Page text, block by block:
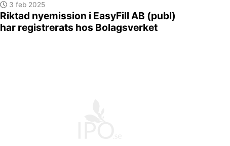
3 feb 2025
Riktad nyemission i EasyFill AB (publ)
har registrerats hos Bolagsverket